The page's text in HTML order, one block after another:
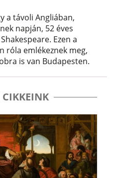
a távoli Angliában,
napján, 52 éves
Ezen a
róla emlékeznek meg,
is van Budapesten.